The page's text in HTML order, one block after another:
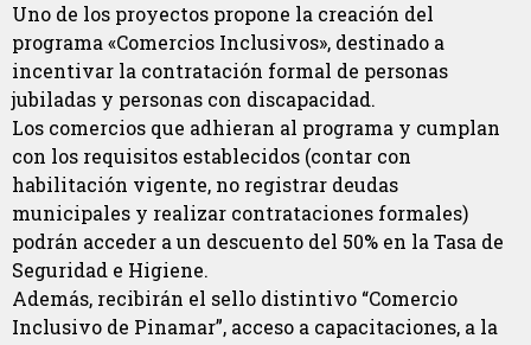
Uno de los proyectos propone la creación del
programa «Comercios Inclusivos», destinado a
incentivar la contratación formal de personas
jubiladas y personas con discapacidad.
Los comercios que adhieran al programa y cumplan
con los requisitos establecidos (contar con
habilitación vigente, no registrar deudas
municipales y realizar contrataciones formales)
podrán acceder a un descuento del 50% en la Tasa de
Seguridad e Higiene.
Además, recibirán el sello distintivo “Comercio
Inclusivo de Pinamar”, acceso a capacitaciones, a la